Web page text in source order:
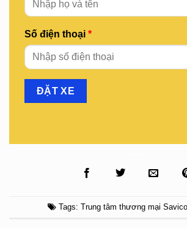
Số điện thoại *
Tags: Trung tâm thương mại